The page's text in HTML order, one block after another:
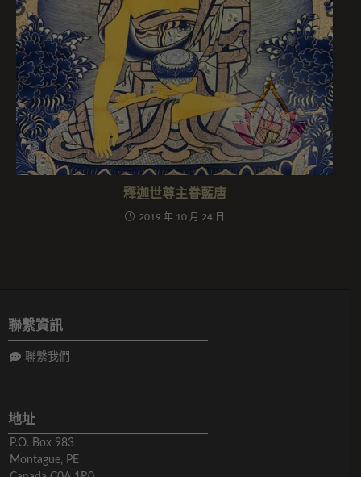
釋迦世尊主眷藍唐
2019 年 10 月 24 日
聯繫資訊
聯繫我們
地址
P.O. Box 983
Montague, PE